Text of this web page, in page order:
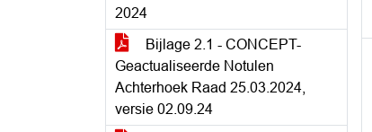
2024
Bijlage 2.1 - CONCEPT-
Geactualiseerde Notulen
Achterhoek Raad 25.03.2024,
versie 02.09.24